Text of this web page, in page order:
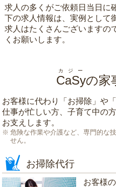
求人の多くがご依頼日当日に
下の求人情報は、実例として
求人はたくさんございますの
くお願いします。
CaSy
カジー
の家
お客様に代わり「 お掃除 」や「
仕事が忙しい方、子育て中の
お支えします。
危険な作業や介護など、専門的な
せん。
お掃除代行
お客様